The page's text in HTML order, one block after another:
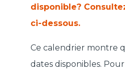
disponible?
ci-dessous.
Ce calendrier montre
dates disponibles.